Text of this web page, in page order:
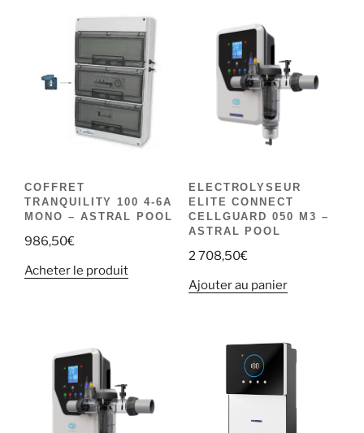
COFFRET
TRANQUILITY 100 4-6A
MONO – ASTRAL POOL
986,50€
Acheter le produit
ELECTROLYSEUR
ELITE CONNECT
CELLGUARD 050 M3 –
ASTRAL POOL
2 708,50€
Ajouter au panier